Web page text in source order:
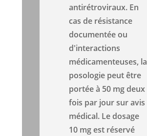
antirétroviraux. En
cas de résistance
documentée ou
d'interactions
médicamenteuses, la
posologie peut être
portée à 50 mg deux
fois par jour sur avis
médical. Le dosage
10 mg est réservé